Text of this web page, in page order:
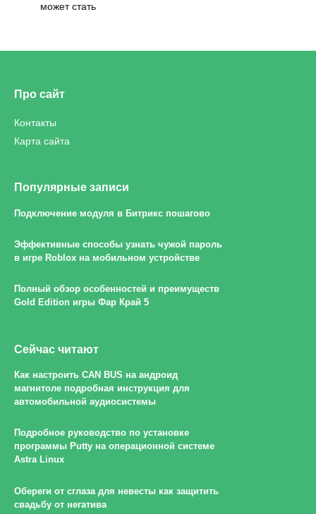
может стать
Про сайт
Контакты
Карта сайта
Популярные записи
Подключение модуля в Битрикс пошагово
Эффективные способы узнать чужой пароль
в игре Roblox на мобильном устройстве
Полный обзор особенностей и преимуществ
Gold Edition игры Фар Край 5
Сейчас читают
Как настроить CAN BUS на андроид
магнитоле подробная инструкция для
автомобильной аудиосистемы
Подробное руководство по установке
программы Putty на операционной системе
Astra Linux
Обереги от сглаза для невесты как защитить
свадьбу от негатива